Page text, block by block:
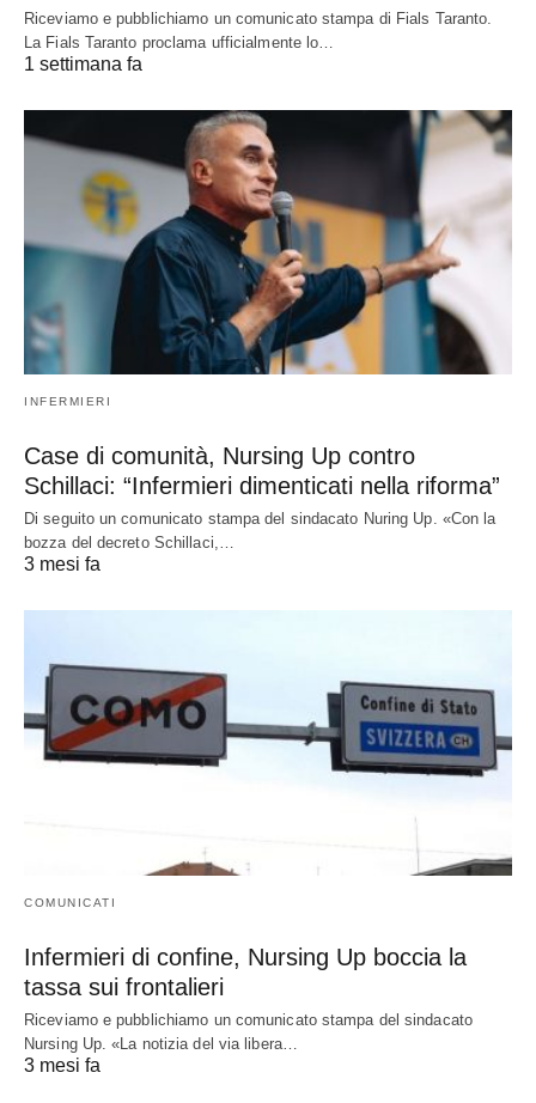
Riceviamo e pubblichiamo un comunicato stampa di Fials Taranto.
La Fials Taranto proclama ufficialmente lo…
1 settimana fa
INFERMIERI
Case di comunità, Nursing Up contro
Schillaci: “Infermieri dimenticati nella riforma”
Di seguito un comunicato stampa del sindacato Nuring Up. «Con la
bozza del decreto Schillaci,…
3 mesi fa
COMUNICATI
Infermieri di confine, Nursing Up boccia la
tassa sui frontalieri
Riceviamo e pubblichiamo un comunicato stampa del sindacato
Nursing Up. «La notizia del via libera…
3 mesi fa